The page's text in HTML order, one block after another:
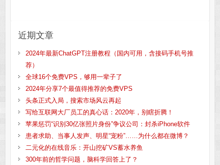
近期文章
2024年最新ChatGPT注册教程（国内可用，含接码手机号推
荐）
全球16个免费VPS，够用一辈子了
2024年分享7个最值得推荐的免费VPS
头条正式入局，搜索市场风云再起
写给互联网大厂员工的真心话：2020年，别瞎折腾！
苹果惩罚“识别30亿张照片身份”争议公司：封杀iPhone软件
患者求助、当事人发声、明星“宠粉”……为什么都在微博？
二元化的在线音乐：开山挖矿VS蓄水养鱼
300年前的哲学问题，脑科学回答上了？